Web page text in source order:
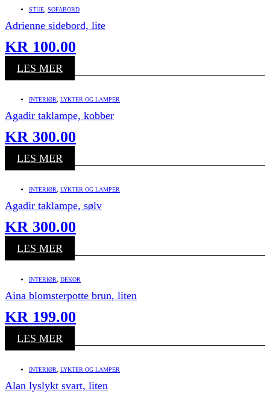
STUE SOFABORD
Adrienne sidebord, lite
KR 100.00
LES MER
INTERIØR LYKTER OG LAMPER
Agadir taklampe, kobber
KR 300.00
LES MER
INTERIØR LYKTER OG LAMPER
Agadir taklampe, sølv
KR 300.00
LES MER
INTERIØR DEKOR
Aina blomsterpotte brun, liten
KR 199.00
LES MER
INTERIØR LYKTER OG LAMPER
Alan lyslykt svart, liten